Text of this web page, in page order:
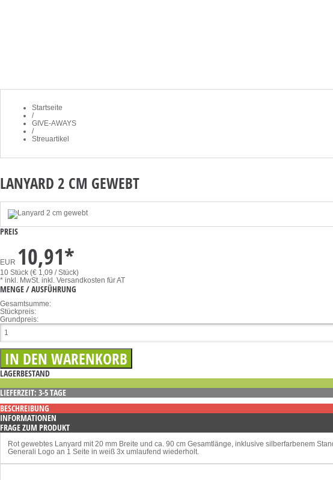
Startseite
/
GIVE-AWAYS
/
Streuartikel
LANYARD 2 CM GEWEBT
PREIS
EUR 10,91*
10 Stück (€ 1,09 / Stück)
* inkl. MwSt. inkl. Versandkosten für AT
MENGE / AUSFÜHRUNG
Gesamtsumme:
Stückpreis:
Grundpreis:
LAGERBESTAND
LIEFERZEIT: 3-5 TAGE
BESCHREIBUNG
INFORMATIONEN
FRAGE ZUM PRODUKT
Rot gewebtes Lanyard mit 20 mm Breite und ca. 90 cm Gesamtlänge, inklusive silberfarbenem
Generali Logo an 1 Seite in weiß 3x umlaufend wiederholt.